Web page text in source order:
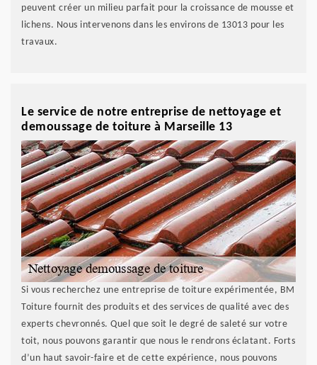
peuvent créer un milieu parfait pour la croissance de mousse et
lichens. Nous intervenons dans les environs de 13013 pour les
travaux.
Le service de notre entreprise de nettoyage et
demoussage de toiture à Marseille 13
Si vous recherchez une entreprise de toiture expérimentée, BM
Toiture fournit des produits et des services de qualité avec des
experts chevronnés. Quel que soit le degré de saleté sur votre
toit, nous pouvons garantir que nous le rendrons éclatant. Forts
d’un haut savoir-faire et de cette expérience, nous pouvons